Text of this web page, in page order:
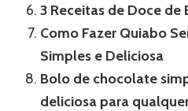
3 Receitas de Doce de
Como Fazer Quiabo
Simples e Deliciosa
Bolo de chocolate
deliciosa para